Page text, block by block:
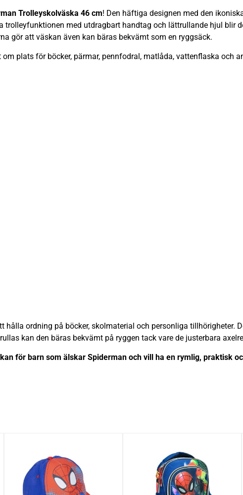
Trolleyskolväska 46 cm! Den häftiga designen med den
med utdragbart handtag och lättrullande hjul blir
gör att väskan även kan bäras bekvämt som en ryggsäck.
plats för böcker, pärmar, pennfodral, matlåda, vattenflaska och
ordning på böcker, skolmaterial och personliga tillhörigheter.
kan den bäras bekvämt på ryggen tack vare de justerbara
för barn som älskar Spiderman och vill ha en rymlig, praktisk